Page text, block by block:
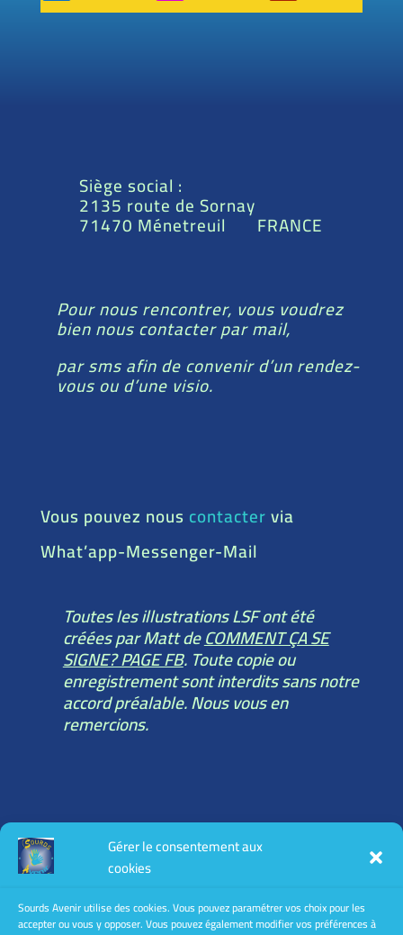
Gérer le consentement aux
cookies
Sourds Avenir utilise des cookies. Vous pouvez paramétrer vos choix pour les
accepter ou vous y opposer. Vous pouvez également modifier vos préférences à
Siège social :
2135 route de Sornay
71470 Ménetreuil FRANCE
Pour nous rencontrer, vous voudrez
bien nous contacter par mail,
par sms afin de convenir d’un rendez-
vous ou d’une visio.
Vous pouvez nous contactervia
What’app-Messenger-Mail
Toutes les illustrations LSF ont été
créées par Matt deCOMMENT ÇA SE
SIGNE? PAGE FB. Toute copie ou
enregistrement sont interdits sans notre
accord préalable. Nous vous en
remercions.
Toutes les informations légales :
mentions légales
conditions générales de vente